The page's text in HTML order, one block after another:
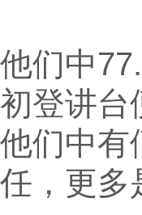
他们中
初登讲台
他们中有
任，更多